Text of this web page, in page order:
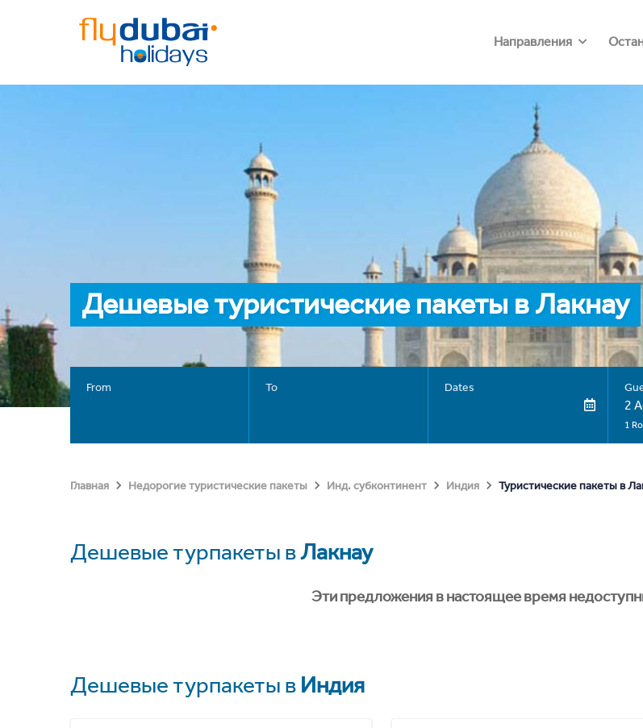
Направления
Дешевые туристические пакеты в Лакнау
From To Dates
2
1
Главная Недорогие туристические пакеты Инд. субконтинент Индия Туристические пакеты в
Дешевые турпакеты вЛакнау
Эти предложения в настоящее время
Дешевые турпакеты в Индия